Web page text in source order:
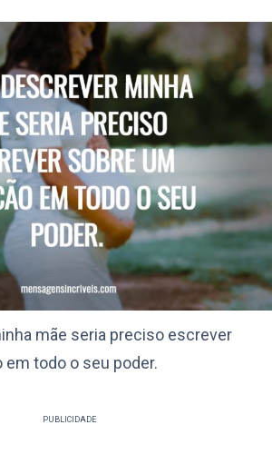
mãe seria preciso escrever
todo o seu poder.
PUBLICIDADE